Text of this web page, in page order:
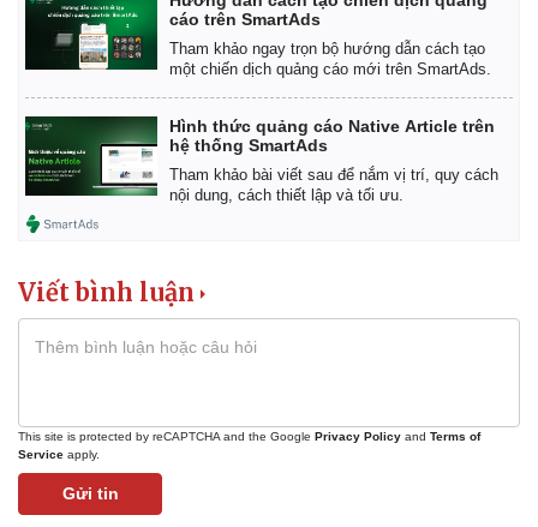
cáo trên SmartAds
Tham khảo ngay trọn bộ hướng dẫn cách tạo
một chiến dịch quảng cáo mới trên SmartAds.
Hình thức quảng cáo Native Article trên
hệ thống SmartAds
Tham khảo bài viết sau để nắm vị trí, quy cách
nội dung, cách thiết lập và tối ưu.
Viết bình luận
This site is protected by reCAPTCHA and the Google Privacy Policy and Terms of
Service apply.
Gửi tin